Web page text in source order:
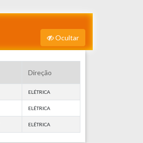
Ocultar
Direção
ELÉTRICA
ELÉTRICA
ELÉTRICA